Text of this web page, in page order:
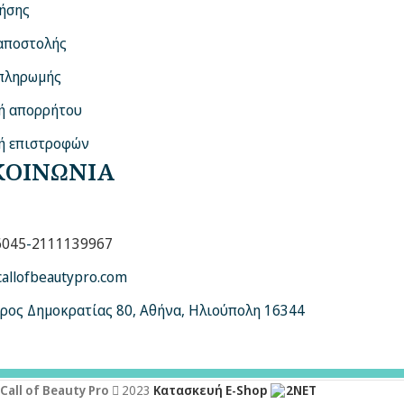
απορρήτου
επιστροφών
-2111139967
Δημοκρατίας 80, Αθήνα, Ηλιούπολη 16344
Call of Beauty Pro 2023 Κατασκευή E-Shop 2NET